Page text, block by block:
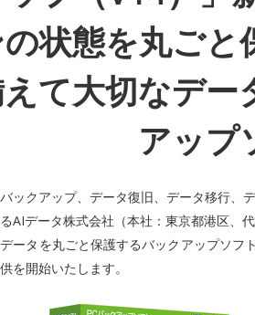
状態を丸ごと
て大切なデー
アップ
ックアップ、データ復旧、データ移行、
AIデータ株式会社（本社：東京都港区
ータを丸ごと保護するバックアップソフ
を開始いたします。